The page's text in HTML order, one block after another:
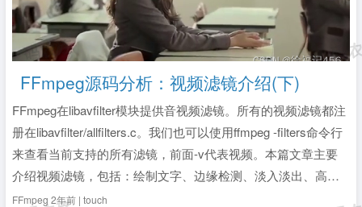
FFmpeg源码分析：视频滤镜介绍(下)
FFmpeg在libavfilter模块提供音视频滤镜。所有的视频滤镜都注
册在libavfilter/allfilters.c。我们也可以使用ffmpeg -filters命令行
来查看当前支持的所有滤镜，前面-v代表视频。本篇文章主要
介绍视频滤镜，包括：绘制文字、边缘检测、淡入淡出、高斯
模糊、左右镜像、图层叠加、视频旋转。关于视频滤镜的详细
FFmpeg 2年前 | touch